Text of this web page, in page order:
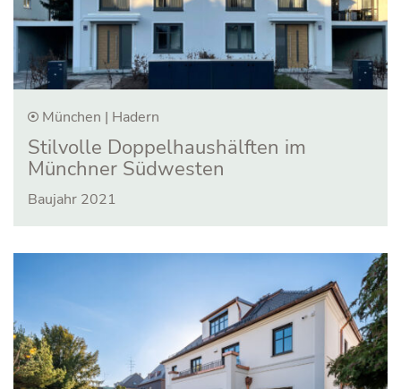
München | Hadern
Stilvolle Doppel­haus­hälften im
Münchner Südwesten
Baujahr 2021